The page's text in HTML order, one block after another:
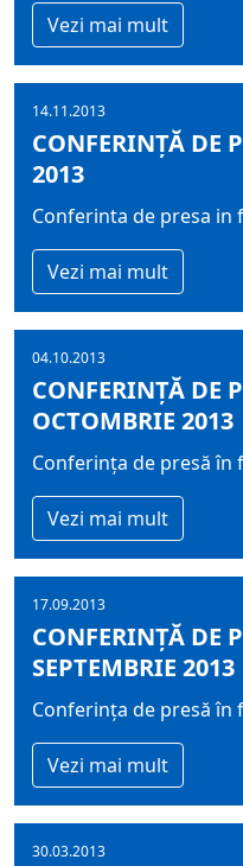
Vezi mai mult
14.11.2013
CONFERINȚĂ DE
2013
Conferinta de presa in
Vezi mai mult
04.10.2013
CONFERINȚĂ DE
OCTOMBRIE 2013
Conferința de presă în
Vezi mai mult
17.09.2013
CONFERINȚĂ DE
SEPTEMBRIE 2013
Conferința de presă în
Vezi mai mult
30.03.2013